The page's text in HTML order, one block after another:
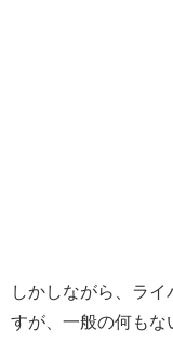
しかしながら、ラ
すが、一般の何もな